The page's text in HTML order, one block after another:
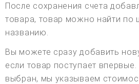
После сохранения счета
товара, товар можно найти по
названию.
Вы можете сразу добавить
если товар поступает
выбран, мы указываем